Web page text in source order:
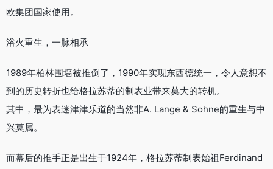
欧集团国家使用。
浴火重生，一脉相承
1989年柏林围墙被推倒了，1990年实现东西德统一，令人意想不
到的历史转折也给格拉苏蒂的制表业带来莫大的转机。
其中，最为表迷津津乐道的当然非A. Lange & Sohne的重生与中
兴莫属。
而幕后的推手正是出生于1924年，格拉苏蒂制表始祖Ferdinand